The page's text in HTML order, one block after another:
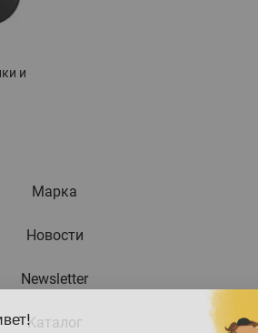
и
Марка
Новости
Newsletter
Kаталог